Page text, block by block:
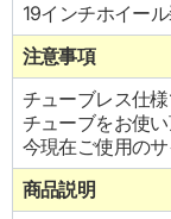
19インチホイー
注意事項
チューブレス仕
チューブをお使い
今現在ご使用のサ
商品説明